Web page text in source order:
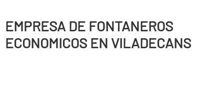
EMPRESA DE FONTANEROS
ECONOMICOS EN VILADECANS